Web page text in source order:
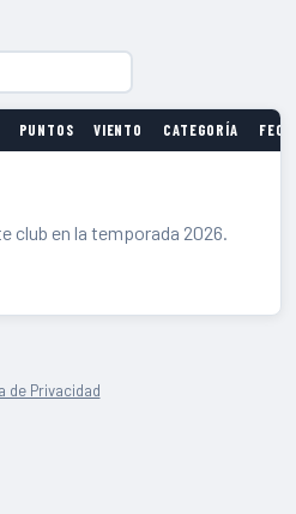
PUNTOS VIENTO CATEGORÍA
club en la temporada 2026.
de Privacidad